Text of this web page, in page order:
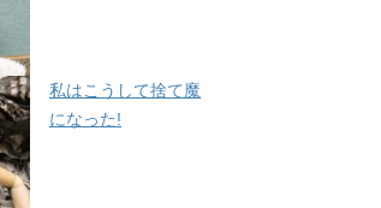
私はこうして捨て魔
になった!